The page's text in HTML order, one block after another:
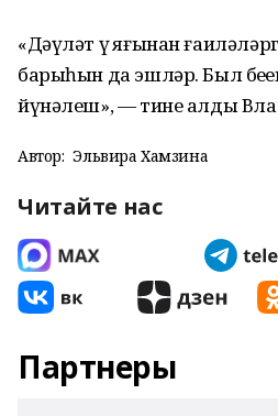
«Дәүләт үҙ яғынан
барыһын да эшләр. Был
йүнәлеш», — тине алды
Автор: Эльвира Хамзина
Читайте нас
Партнеры